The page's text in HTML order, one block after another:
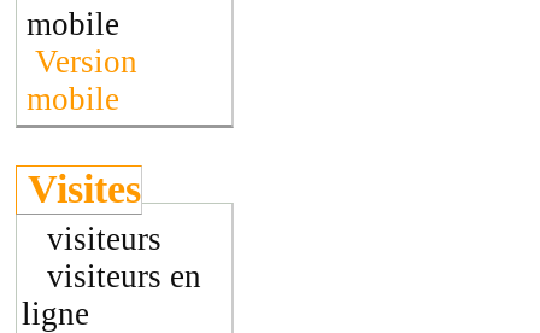
Version
mobile
Visites
visiteurs
visiteurs en
ligne